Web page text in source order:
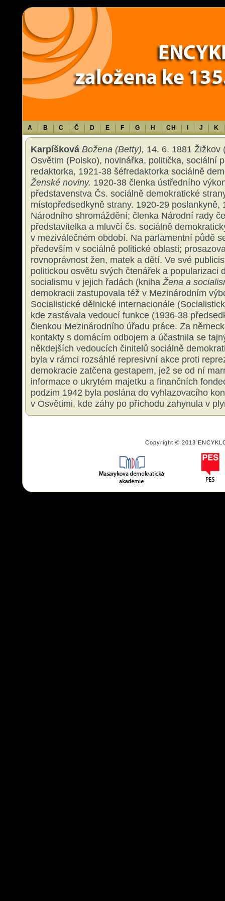
Warning: Use of undefined constant TXT - assumed 'TXT' (this will throw
content/themes/sablona/functions.php
A B C Č D E F G H CH J K
Karpíšková Božena (Betty), 14. 6. 1881 Žižkov
Osvětim (Polsko), novinářka, politička, sociální
redaktorka, 1921-38 šéfredaktorka sociálně
Ženské noviny. 1920-38 členka ústředního
představenstva Čs. sociálně demokratické
místopředsedkyně strany. 1920-29 poslankyně,
Národního shromáždění; členka Národní rady
představitelka a mluvčí čs. sociálně
v meziválečném období. Na parlamentní půdě
především v sociálně politické oblasti;
rovnoprávnost žen, matek a dětí. Ve své
politickou osvětu svých čtenářek a popularizaci
socialismu v jejich řadách (kniha Žena a
demokracii zastupovala též v Mezinárodním
Socialistické dělnické internacionále
kde zastávala vedoucí funkce (1936-38
členkou Mezinárodního úřadu práce. Za
kontakty s domácím odbojem a účastnila se
někdejších vedoucích činitelů sociálně
byla v rámci rozsáhlé represivní akce proti
demokracie zatčena gestapem, jež se od ní
informace o ukrytém majetku a finančních
podzim 1942 byla poslána do vyhlazovacího
v Osvětimi, kde záhy po příchodu zahynula v
Copyright © 2013